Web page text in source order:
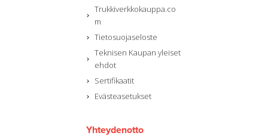
Trukkiverkkokauppa.co
m
Tietosuojaseloste
Teknisen Kaupan yleiset
ehdot
Sertifikaatit
Evästeasetukset
Yhteydenotto